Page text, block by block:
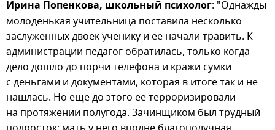
Ирина Попенкова, школьный психолог: "Однажды
молоденькая учительница поставила несколько
заслуженных двоек ученику и ее начали травить. К
администрации педагог обратилась, только когда
дело дошло до порчи телефона и кражи сумки
с деньгами и документами, которая в итоге так и не
нашлась. Но еще до этого ее терроризировали
на протяжении полугода. Зачинщиком был трудный